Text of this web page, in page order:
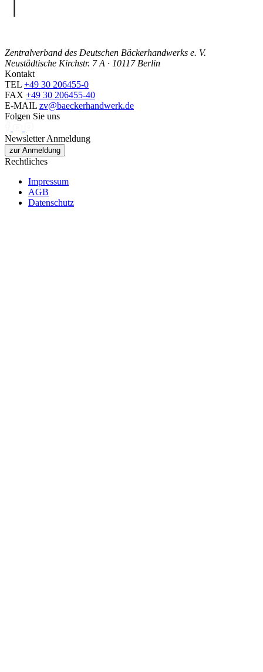
Zentralverband des Deutschen Bäckerhandwerks e. V.
Neustädtische Kirchstr. 7 A · 10117 Berlin
Kontakt
TEL +49 30 206455-0
FAX +49 30 206455-40
E-MAIL zv@baeckerhandwerk.de
Folgen Sie uns
Newsletter Anmeldung
zur Anmeldung
Rechtliches
Impressum
AGB
Datenschutz